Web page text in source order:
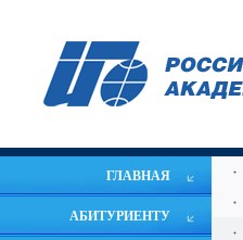
ГЛАВНАЯ
АБИТУРИЕНТУ